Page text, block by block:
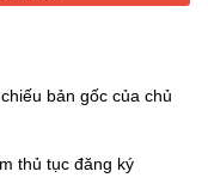
bản gốc của chủ
thủ tục đăng ký